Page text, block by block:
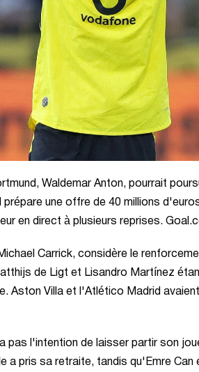
Waldemar Anton, pourrait
une offre de 40 millions
en direct à plusieurs reprises.
Carrick, considère le
de Ligt et Lisandro Martínez
Aston Villa et l'Atlético Madrid
pas l'intention de laisser partir son
a pris sa retraite, tandis qu'Emre